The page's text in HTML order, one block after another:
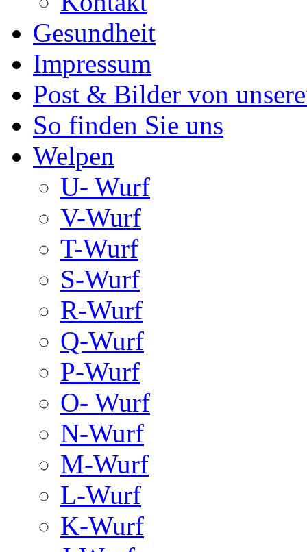
Gesundheit
Impressum
Post & Bilder von
So finden Sie uns
Welpen
U- Wurf
V-Wurf
T-Wurf
S-Wurf
R-Wurf
Q-Wurf
P-Wurf
O- Wurf
N-Wurf
M-Wurf
L-Wurf
K-Wurf